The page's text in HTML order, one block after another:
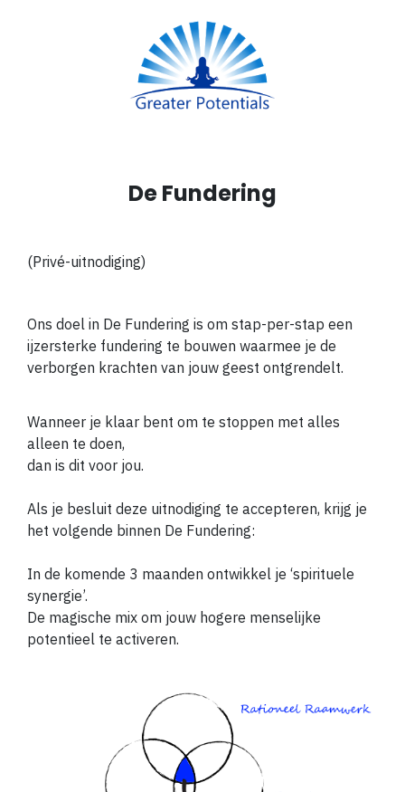
De Fundering
(Privé-uitnodiging)
Ons doel in De Fundering is om stap-per-stap een
ijzersterke fundering te bouwen waarmee je de
verborgen krachten van jouw geest ontgrendelt.
Wanneer je klaar bent om te stoppen met alles
alleen te doen,
dan is dit voor jou.
Als je besluit deze uitnodiging te accepteren, krijg je
het volgende binnen De Fundering:
In de komende 3 maanden ontwikkel je ‘spirituele
synergie’.
De magische mix om jouw hogere menselijke
potentieel te activeren.